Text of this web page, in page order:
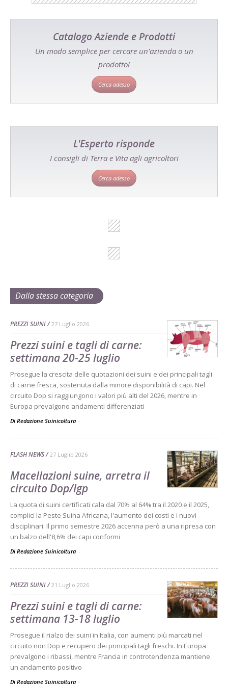
Catalogo Aziende e Prodotti
Un modo semplice per cercare un'azienda o un
prodotto!
Cerca adesso
L'Esperto risponde
I consigli di Terra e Vita agli agricoltori
Cerca adesso
Dalla stessa categoria
PREZZI SUINI 27 Luglio 2026
Prezzi suini e tagli di carne:
settimana 20-25 luglio
Prosegue la crescita delle quotazioni dei suini e dei principali tagli
di carne fresca, sostenuta dalla minore disponibilità di capi. Nel
circuito Dop si raggiungono i valori più alti del 2026, mentre in
Europa prevalgono andamenti differenziati
Di Redazione Suinicoltura -
FLASH NEWS 27 Luglio 2026
Macellazioni suine, arretra il
circuito Dop/Igp
La quota di suini certificati cala dal 70% al 64% tra il 2020 e il 2025,
complici la Peste Suina Africana, l'aumento dei costi e i nuovi
disciplinari. Il primo semestre 2026 accenna però a una ripresa con
un balzo dell'8,6% dei capi conformi
Di Redazione Suinicoltura -
PREZZI SUINI 21 Luglio 2026
Prezzi suini e tagli di carne:
settimana 13-18 luglio
Prosegue il rialzo dei suini in Italia, con aumenti più marcati nel
circuito non Dop e recupero dei principali tagli freschi. In Europa
prevalgono i ribassi, mentre Francia in controtendenza mantiene
un andamento positivo
Di Redazione Suinicoltura -